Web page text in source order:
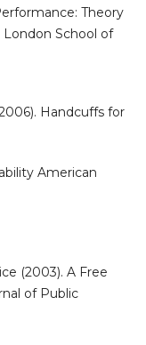
Theory
School of
Handcuffs for
American
(2003). A Free
of Public